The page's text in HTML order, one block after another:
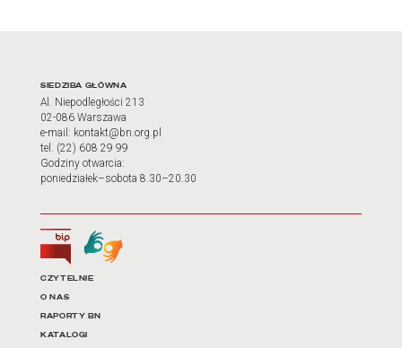
Adres oraz godziny
SIEDZIBA GŁÓWNA
Al. Niepodległości 213
02-086 Warszawa
e-mail: kontakt@bn.org.pl
tel. (22) 608 29 99
Godziny otwarcia:
poniedziałek–sobota 8.30–20.30
Biuletyn Informacji Publicznej
Tłumacz języka migowego
Linki do najważniejszych
CZYTELNIE
O NAS
RAPORTY BN
KATALOGI